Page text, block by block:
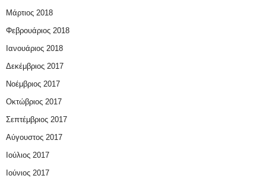
Μάρτιος 2018
Φεβρουάριος 2018
Ιανουάριος 2018
Δεκέμβριος 2017
Νοέμβριος 2017
Οκτώβριος 2017
Σεπτέμβριος 2017
Αύγουστος 2017
Ιούλιος 2017
Ιούνιος 2017